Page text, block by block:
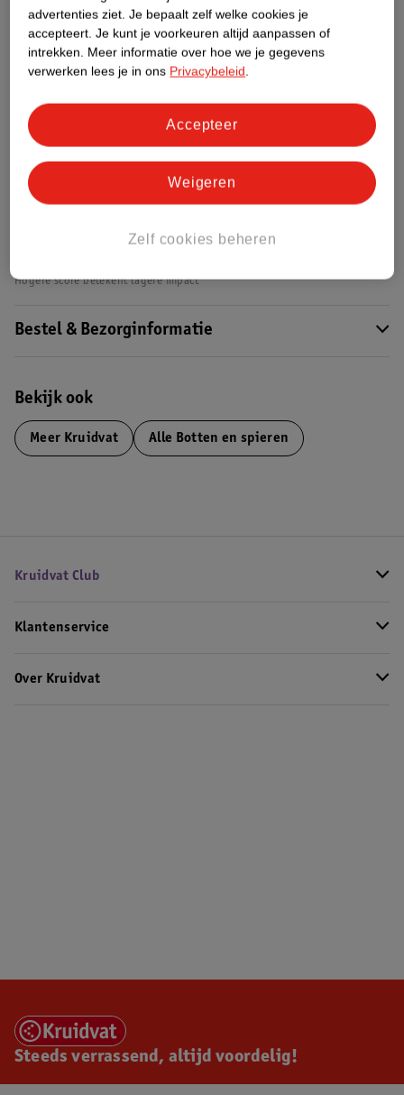
Etiketinformatie
Nature Impact Score
Rood (-) = hoge impact op het milieu.
Gebaseerd op wereldwijde
Nature Impact Score: 34%
Hogere score betekent lagere impact
Bestel & Bezorginformatie
Bekijk ook
Meer Kruidvat Alle Botten en spieren
Kruidvat Club
Klantenservice
Over Kruidvat
Steeds verrassend, altijd voordelig!
advertenties ziet. Je bepaalt zelf welke cookies je
accepteert. Je kunt je voorkeuren altijd aanpassen of
intrekken. Meer informatie over hoe we je gegevens
verwerken lees je in ons Privacybeleid.
Zelf cookies beheren
Weigeren
Accepteer